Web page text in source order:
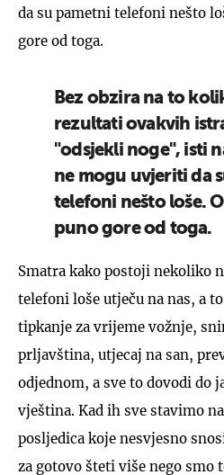
da su pametni telefoni nešto
gore od toga.
Bez obzira na to
rezultati ovakvih
"odsjekli noge", isti
ne mogu uvjeriti da
telefoni nešto loše.
puno gore od toga.
Smatra kako postoji nekoliko
telefoni loše utječu na nas, a
tipkanje za vrijeme vožnje,
prljavština, utjecaj na san,
odjednom, a sve to dovodi do
vještina. Kad ih sve stavimo
posljedica koje nesvjesno
za gotovo šteti više nego smo